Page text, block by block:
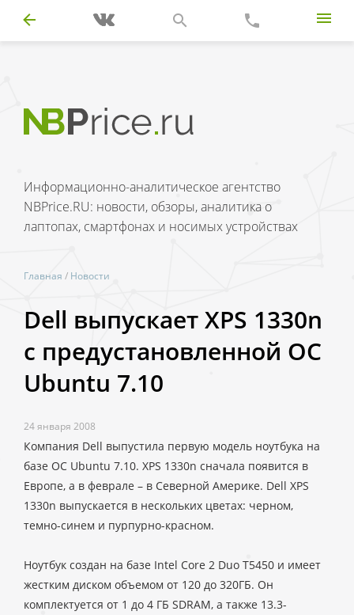
Информационно-аналитическое агентство
NBPrice.RU: новости, обзоры, аналитика о
лаптопах, смартфонах и носимых устройствах
Главная / Новости
Dell выпускает XPS 1330n
с предустановленной ОС
Ubuntu 7.10
24 января 2008
Компания Dell выпустила первую модель ноутбука на
базе ОС Ubuntu 7.10. XPS 1330n сначала появится в
Европе, а в феврале – в Северной Америке. Dell XPS
1330n выпускается в нескольких цветах: черном,
темно-синем и пурпурно-красном.
Ноутбук создан на базе Intel Core 2 Duo T5450 и имеет
жестким диском объемом от 120 до 320ГБ. Он
комплектуется от 1 до 4 ГБ SDRAM, а также 13.3-